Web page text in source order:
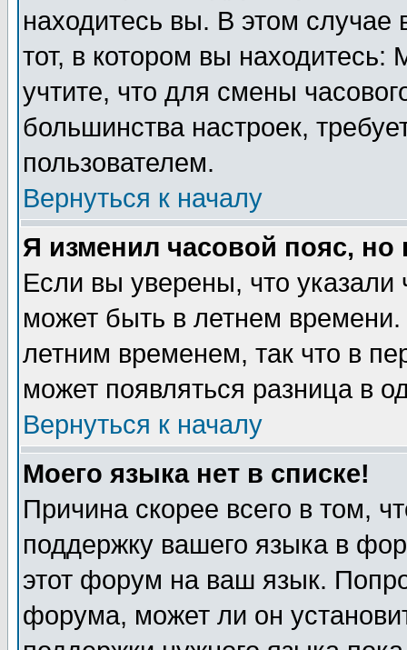
находитесь вы. В этом
тот, в котором вы
учтите, что для смены
большинства настроек,
пользователем.
Вернуться к началу
Я изменил часовой пояс,
Если вы уверены, что указали
может быть в летнем
летним временем, так что в
может появляться разница в
Вернуться к началу
Моего языка нет в списке!
Причина скорее всего в том,
поддержку вашего языка в
этот форум на ваш язык.
форума, может ли он